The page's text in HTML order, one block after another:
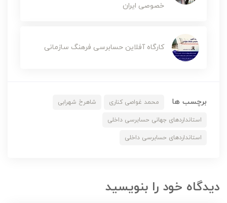
خصوصی ایران
کارگاه آفلاین حسابرسی فرهنگ سازمانی
برچسب ها محمد غواصی کناری شاهرخ شهرابی
استانداردهای جهانی حسابرسی داخلی
استانداردهای حسابرسی داخلی
دیدگاه خود را بنویسید